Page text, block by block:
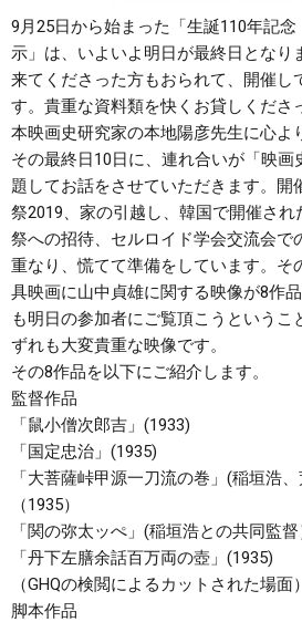
9月25日から始まった「生誕110年記
示」は、いよいよ明日が最終日となり
来てくださった方もおられて、開催し
す。貴重な資料類を快くお貸しくださ
本映画史研究家の本地陽彦先生に心よ
その最終日10日に、連れ合いが「映画
題してお話をさせていただきます。開
祭2019、家の引越し、韓国で開催さ
祭への招待、セルロイド学会交流会で
重なり、慌てて準備をしています。そ
具映画に山中貞雄に関する映像が8作
も明日の参加者にご覧頂こうというこ
ずれも大変貴重な映像です。
その8作品を以下にご紹介します。
監督作品
「鼠小僧次郎吉」(1933)
「国定忠治」(1935)
「大菩薩峠甲源一刀流の巻」(稲垣浩
（1935）
「関の弥太ッぺ」(稲垣浩との共同監
「丹下左膳余話百万両の壺」(1935)
（GHQの検閲によるカットされた場面）
脚本作品